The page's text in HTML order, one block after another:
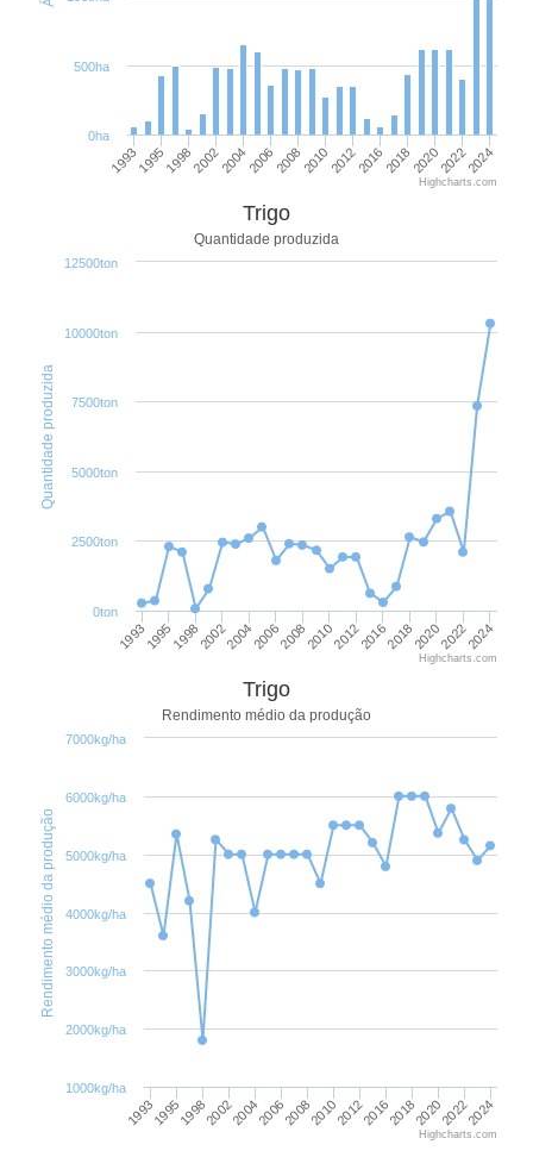
19931995199820022004200620082010201220162018202020222024
0ha
500ha
Highcharts.com
Quantidade produzida
Trigo
Quantidade produzida
19931995199820022004200620082010201220162018202020222024
0ton
2500ton
5000ton
7500ton
10000ton
12500ton
Highcharts.com
Rendimento médio da produção
Trigo
Rendimento médio da produção
19931995199820022004200620082010201220162018202020222024
1000kg/ha
2000kg/ha
3000kg/ha
4000kg/ha
5000kg/ha
6000kg/ha
7000kg/ha
Highcharts.com